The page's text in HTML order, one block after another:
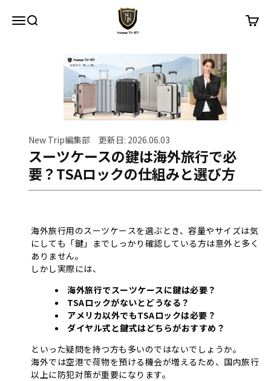
메뉴검색
New Trip
장바
New Trip編集部 更新日: 2026.06.03
スーツケースの鍵は海外旅行で必
要？TSAロックの仕組みと選び方
海外旅行用のスーツケースを選ぶとき、容量やサイズは気
にしても「鍵」までしっかり確認している方は意外と多く
ありません。
しかし実際には、
海外旅行でスーツケースに鍵は必要？
TSAロックがないとどうなる？
アメリカ以外でもTSAロックは必要？
ダイヤル式と鍵式はどちらがおすすめ？
といった疑問を持つ方も多いのではないでしょうか。
海外では空港で荷物を預ける機会が増えるため、国内旅行
以上に防犯対策が重要になります。